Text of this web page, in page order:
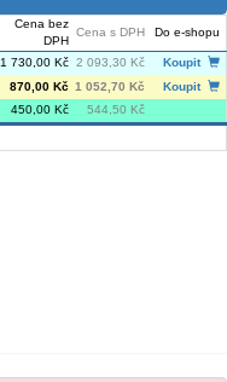
Cena bez
DPH
Cena s DPH Do e-shopu
1 730,00 Kč 2 093,30 Kč
Koupit
870,00 Kč 1 052,70 Kč
Koupit
450,00 Kč 544,50 Kč